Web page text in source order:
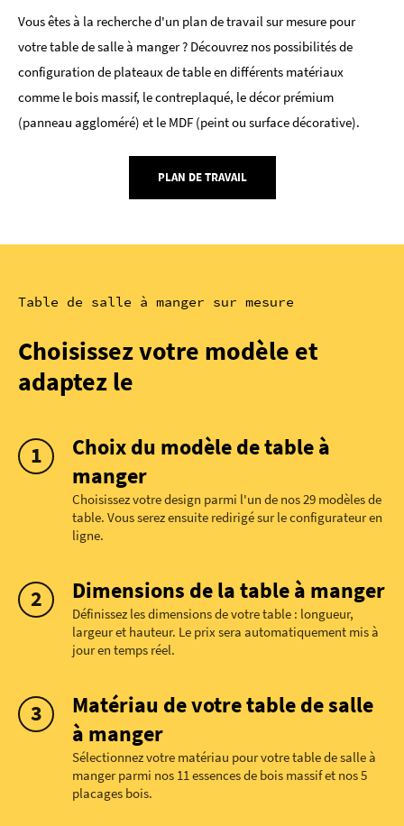
Vous êtes à la recherche d'un plan de travail sur mesure pour
votre table de salle à manger ? Découvrez nos possibilités de
configuration de plateaux de table en différents matériaux
comme le bois massif, le contreplaqué, le décor prémium
(panneau aggloméré) et le MDF (peint ou surface décorative).
PLAN DE TRAVAIL
Table de salle à manger sur mesure
Choisissez votre modèle et
adaptez le
Choix du modèle de table à
manger
Choisissez votre design parmi l'un de nos 29 modèles de
table. Vous serez ensuite redirigé sur le configurateur en
ligne.
Dimensions de la table à manger
Définissez les dimensions de votre table : longueur,
largeur et hauteur. Le prix sera automatiquement mis à
jour en temps réel.
Matériau de votre table de salle
à manger
Sélectionnez votre matériau pour votre table de salle à
manger parmi nos 11 essences de bois massif et nos 5
placages bois.